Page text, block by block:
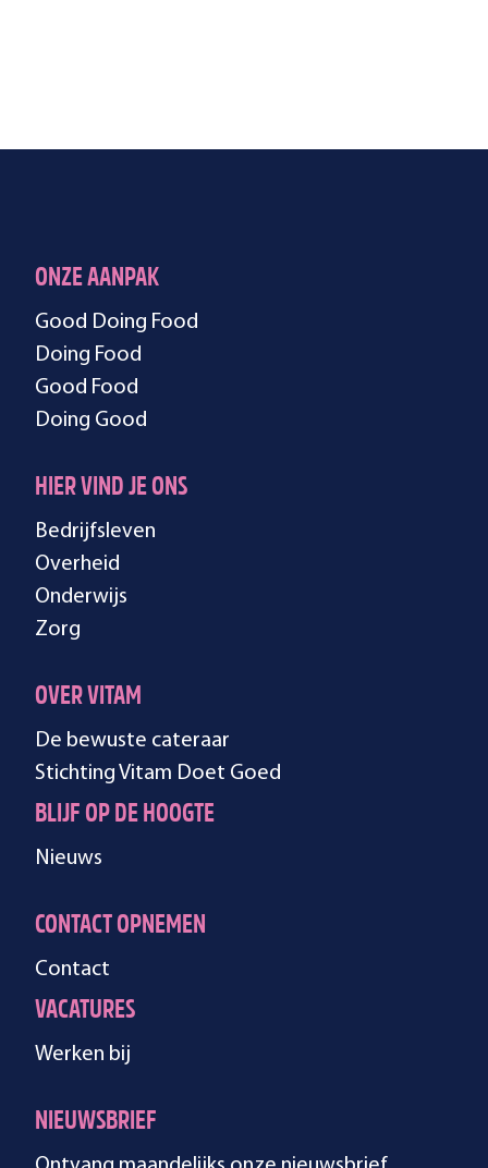
ONZE AANPAK
Good Doing Food
Doing Food
Good Food
Doing Good
HIER VIND JE ONS
Bedrijfsleven
Overheid
Onderwijs
Zorg
OVER VITAM
De bewuste cateraar
Stichting Vitam Doet Goed
BLIJF OP DE HOOGTE
Nieuws
CONTACT OPNEMEN
Contact
VACATURES
Werken bij
NIEUWSBRIEF